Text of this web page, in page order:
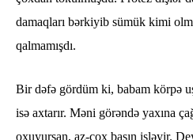
damaqları bərkiyib sümük kimi
qalmamışdı.
Bir dəfə gördüm ki, babam körpə
isə axtarır. Məni görəndə yaxına
oxuyursan, az-çox başın işləyir.